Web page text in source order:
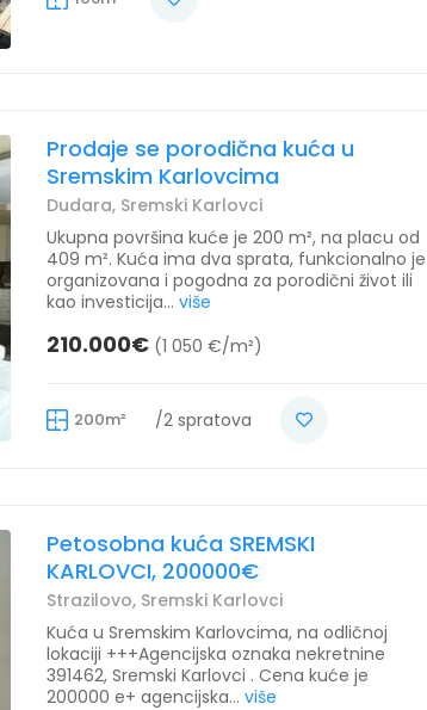
Prodaje se porodična kuća u
Sremskim Karlovcima
Dudara, Sremski Karlovci
Ukupna površina kuće je 200 m², na placu od
409 m². Kuća ima dva sprata, funkcionalno je
organizovana i pogodna za porodični život ili
kao investicija... više
210.000€ (1 050 €/m²)
200m² /2 spratova
Petosobna kuća SREMSKI
KARLOVCI, 200000€
Strazilovo, Sremski Karlovci
Kuća u Sremskim Karlovcima, na odličnoj
lokaciji +++Agencijska oznaka nekretnine
391462, Sremski Karlovci . Cena kuće je
200000 e+ agencijska... više